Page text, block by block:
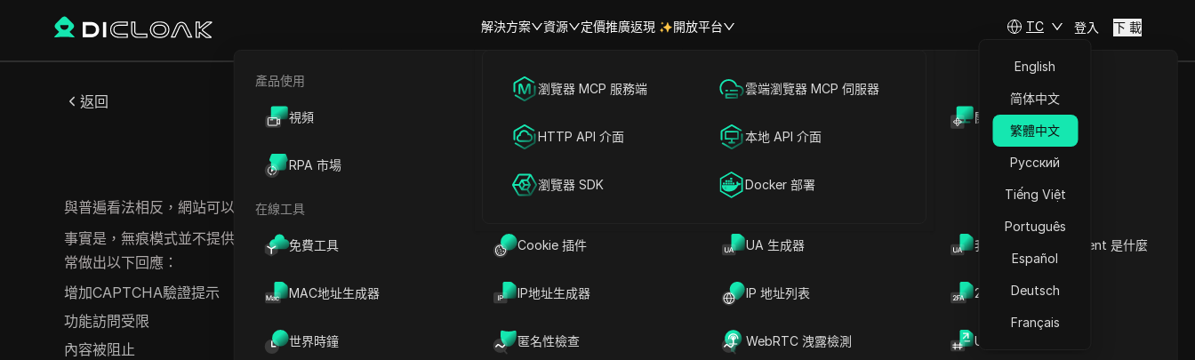
解決方案
海外社媒營銷
廣告投放
帳號共享
資源
產品使用
視頻 開放API
RPA 市場
在線工具
免費工具 Cookie 插件 UA 生成器 我的瀏覽器 User Agent 是什麼
MAC地址生成器 IP地址生成器 IP 地址列表 2FA验证码生成器
世界時鐘 匿名性檢查 WebRTC 洩露檢測 UUID 產生器
定價推廣返現 開放平台
瀏覽器 MCP 服務端 雲端瀏覽器 MCP 伺服器
HTTP API 介面 本地 API 介面
瀏覽器 SDK Docker 部署
TC
English
简体中文
繁體中文
Русский
Tiếng Việt
Português
Español
Deutsch
Français
登入 下 載
返回
隱身模式偽裝
與普遍看法相反，網站可以輕鬆識別您何時使用無痕或私密瀏覽模式，並經常對這些會話進行更嚴格的審查。
事實是，無痕模式並不提供匿名性；它僅僅防止您的瀏覽歷史記錄在本地保存。網站可以通過各種技術指標識別私密瀏覽，並經
常做出以下回應：
增加CAPTCHA驗證提示
功能訪問受限
內容被阻止
瞭解網站如何識別無痕模式
無痕模式偵測對企業的重要
實施偽造技術的有效策略
專業偽造的進階解決方案
實現業務成功的戰略應用
Frequent Pitfalls in
Implementation
評估偽造技術的有效性
透過隱私工具整合增強安全
性